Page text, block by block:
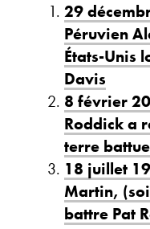
29
Péruvien
États-Unis
Davis
8 février
Roddick a
terre battue
18 juillet
Martin,
battre Pat